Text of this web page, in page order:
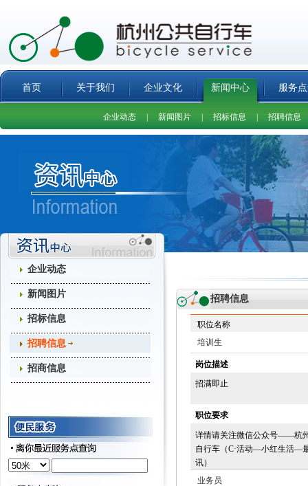
首页 关于我们 企业文化 新闻中心 服务
企业动态 新闻图片 招标信息 招聘信息
企业动态
新闻图片
招标信息
招聘信息
招商信息
招聘信息
职位名称
培训生
岗位描述
招满即止
职位要求
详情请关注微信公众号——杭
自行车（C·活动—小红生活—
讯）
业务员